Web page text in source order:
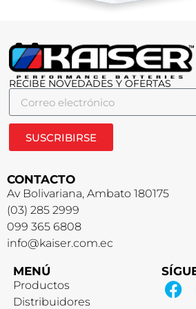
RECIBE NOVEDADES Y OFERTAS
SUSCRIBIRSE
CONTACTO
Av Bolivariana, Ambato 180175
(03) 285 2999
099 365 6808
info@kaiser.com.ec
MENÚ
Productos
Distribuidores